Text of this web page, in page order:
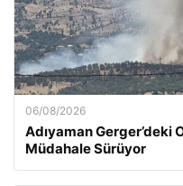
06/08/2026
Adıyaman Gerger’deki
Müdahale Sürüyor